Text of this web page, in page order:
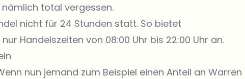
total vergessen.
nicht für 24 Stunden statt. So bietet
Handelszeiten von 08:00 Uhr bis 22:00 Uhr an.
nun jemand zum Beispiel einen Anteil an Warren